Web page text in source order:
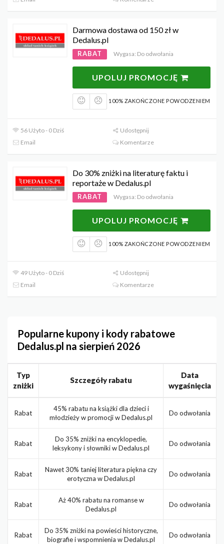
Darmowa dostawa od 150 zł w
Dedalus.pl
RABAT Wygasa: Do odwołania
UPOLUJ PROMOCJĘ
100% ZAKOŃCZONE POWODZENIEM
56 Użyto - 0 Dziś
Udostępnij
Email
Komentarze
Do 30% zniżki na literaturę faktu i
reportaże w Dedalus.pl
RABAT Wygasa: Do odwołania
UPOLUJ PROMOCJĘ
100% ZAKOŃCZONE POWODZENIEM
49 Użyto - 0 Dziś
Udostępnij
Email
Komentarze
Popularne kupony i kody rabatowe
Dedalus.pl na sierpień 2026
Typ
zniżki
Szczegóły rabatu
Data
wygaśnięcia
Rabat
45% rabatu na książki dla dzieci i
młodzieży w promocji w Dedalus.pl
Do odwołania
Rabat
Do 35% zniżki na encyklopedie,
leksykony i słowniki w Dedalus.pl
Do odwołania
Rabat
Nawet 30% taniej literatura piękna czy
erotyczna w Dedalus.pl
Do odwołania
Rabat
Aż 40% rabatu na romanse w
Dedalus.pl
Do odwołania
Rabat
Do 35% zniżki na powieści historyczne,
biografie i wspomnienia w Dedalus.pl
Do odwołania